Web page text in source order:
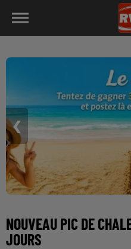
❮
NOUVEAU PIC DE
JOURS